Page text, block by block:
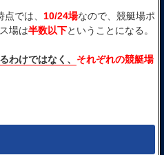
では、 10/24場なので、競艇場ポ
場は半数以下ということになる。
わけではなく、 それぞれの競艇場